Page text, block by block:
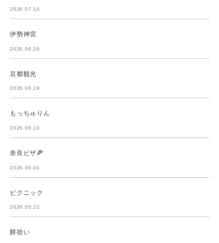
2026.07.10
伊勢神宮
2026.06.26
京都観光
2026.06.19
もっちゅりん
2026.06.10
奈良ピザ🍕
2026.06.01
ピクニック
2026.05.22
餅拾い